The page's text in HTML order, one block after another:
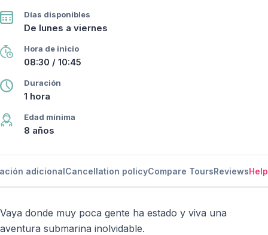
Días disponibles
De lunes a viernes
Hora de inicio
08:30 / 10:45
Duración
1 hora
Edad mínima
8 años
adicionalCancellation policyCompare ToursReviewsHelp
Vaya donde muy poca gente ha estado y viva una
aventura submarina inolvidable.